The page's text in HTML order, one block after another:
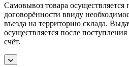
Самовывоз товара осуществляется
договорённости ввиду
въезда на территорию склада.
осуществляется после
счёт.